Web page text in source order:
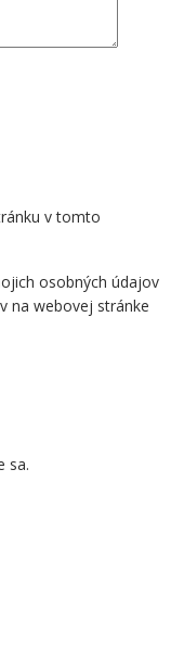
v tomto
osobných údajov
na webovej stránke
sa.